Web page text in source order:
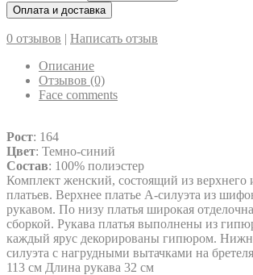
Оплата и доставка
0 отзывов | Написать отзыв
Описание
Отзывов (0)
Face comments
Рост: 164
Цвет: Темно-синий
Состав: 100% полиэстер
Комплект женский, состоящий из верхнего
платьев. Верхнее платье А-силуэта из
рукавом. По низу платья широкая
сборкой. Рукава платья выполнены из
каждый ярус декорированы гипюром.
силуэта с нагрудными вытачками на
113 см Длина рукава 32 см